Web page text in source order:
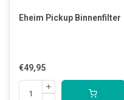
Eheim Pickup Binnenfilter
€49,95